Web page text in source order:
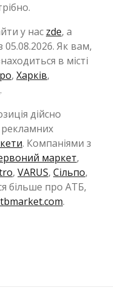
у нас zde, а
05.08.2026. Як вам,
в місті
, Харків,
.
дійсно
. Компаніями з
маркет,
, VARUS, Сільпо,
більше про АТБ,
.